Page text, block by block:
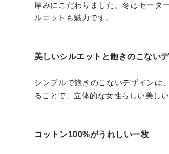
厚みにこだわりました。冬はセータ
ルエットも魅力です。
美しいシルエットと飽きのこない
シンプルで飽きのこないデザインは
ることで、立体的な女性らしい美し
コットン100%がうれしい一枚